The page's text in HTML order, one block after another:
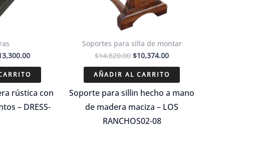
El
actual
es:
$13,300.00.
rústica con
– DRESS-
Soportes para silla de montar
$14,820.00El
original
era:
$14,820.00.
$10,374.00El
actual
es:
$10,374.00.
AÑADIR AL CARRITO
Soporte para sillin hecho a mano
de madera maciza – LOS
RANCHOS02-08